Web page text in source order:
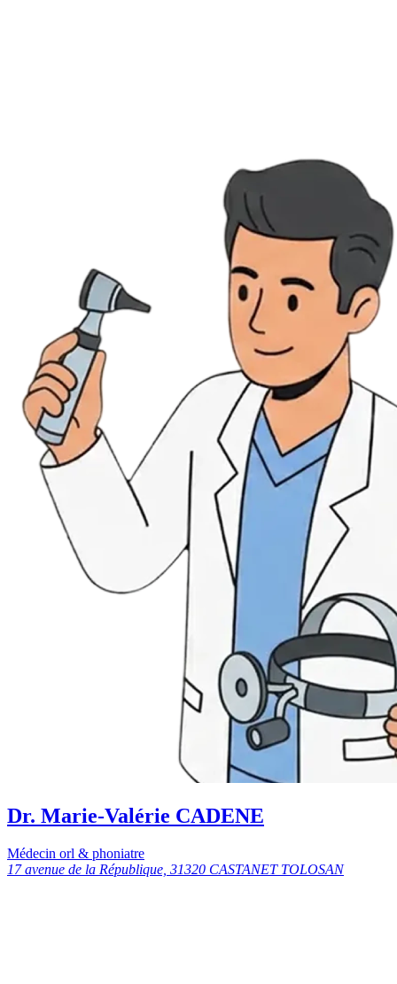
Dr. Marie-Valérie CADENE
Médecin orl & phoniatre
17 avenue de la République, 31320 CASTANET TOLOSAN